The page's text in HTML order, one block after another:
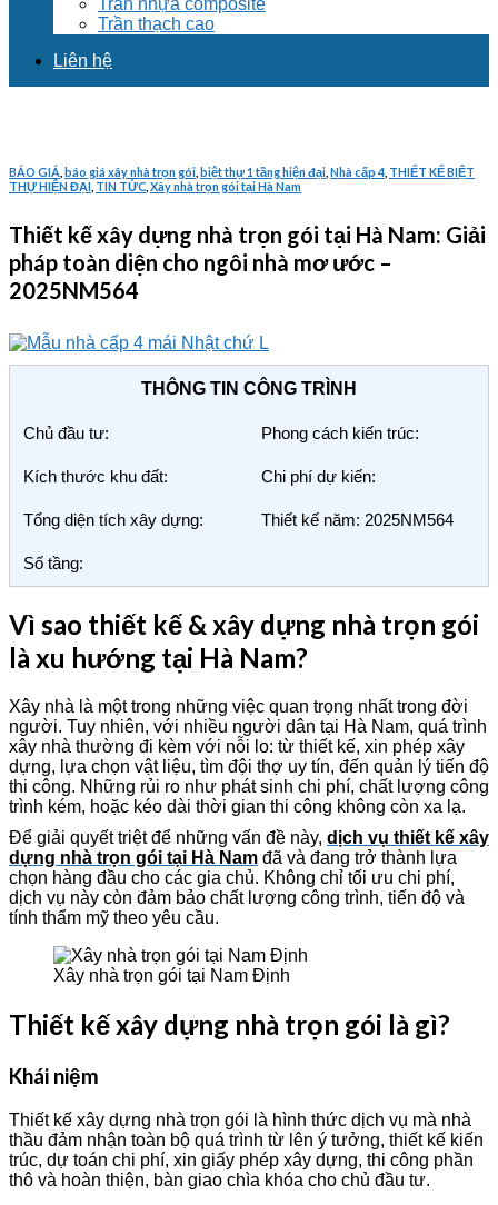
Trần nhựa composite
Trần thạch cao
Liên hệ
BÁO GIÁ báo giá xây nhà trọn gói biệt thự 1 tầng hiện đại Nhà cấp 4 THIẾT KẾ BIỆT
THỰ HIỆN ĐẠI TIN TỨC Xây nhà trọn gói tại Hà Nam
Thiết kế xây dựng nhà trọn gói tại Hà Nam: Giải
pháp toàn diện cho ngôi nhà mơ ước –
2025NM564
THÔNG TIN CÔNG TRÌNH
Chủ đầu tư: Phong cách kiến trúc:
Kích thước khu đất: Chi phí dự kiến:
Tổng diện tích xây dựng: Thiết kế năm: 2025NM564
Số tầng:
Vì sao thiết kế & xây dựng nhà trọn gói
là xu hướng tại Hà Nam?
Xây nhà là một trong những việc quan trọng nhất trong đời
người. Tuy nhiên, với nhiều người dân tại Hà Nam, quá trình
xây nhà thường đi kèm với nỗi lo: từ thiết kế, xin phép xây
dựng, lựa chọn vật liệu, tìm đội thợ uy tín, đến quản lý tiến độ
thi công. Những rủi ro như phát sinh chi phí, chất lượng công
trình kém, hoặc kéo dài thời gian thi công không còn xa lạ.
Để giải quyết triệt để những vấn đề này, dịch vụ thiết kế xây
dựng nhà trọn gói tại Hà Nam đã và đang trở thành lựa
chọn hàng đầu cho các gia chủ. Không chỉ tối ưu chi phí,
dịch vụ này còn đảm bảo chất lượng công trình, tiến độ và
tính thẩm mỹ theo yêu cầu.
Xây nhà trọn gói tại Nam Định
Thiết kế xây dựng nhà trọn gói là gì?
Khái niệm
Thiết kế xây dựng nhà trọn gói là hình thức dịch vụ mà nhà
thầu đảm nhận toàn bộ quá trình từ lên ý tưởng, thiết kế kiến
trúc, dự toán chi phí, xin giấy phép xây dựng, thi công phần
thô và hoàn thiện, bàn giao chìa khóa cho chủ đầu tư.